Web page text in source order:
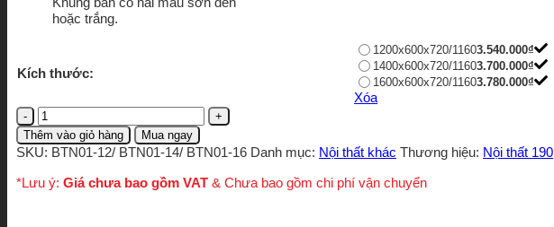
hoặc trắng.
Kích thước:
1200x600x720/11603.540.000₫
1400x600x720/11603.700.000₫
1600x600x720/11603.780.000₫
Xóa
Bàn
nâng
hạ
chiều
cao
thông
Thêm vào giỏ hàng Mua ngay
SKU: BTN01-12/ BTN01-14/ BTN01-16 Danh mục: Nội thất khác Thương hiệu: Nội thất 190
*Lưu ý: Giá chưa bao gồm VAT & Chưa bao gồm chi phí vận chuyển